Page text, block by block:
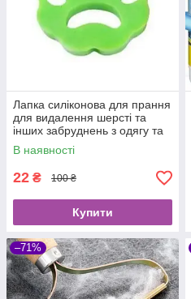
Лапка силіконова для прання
для видалення шерсті та
інших забруднень з одягу та
меблів
В наявності
22 ₴ 100 ₴
Купити
–71%